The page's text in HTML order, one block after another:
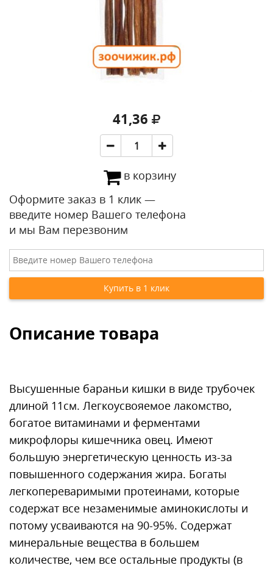
41,36
в корзину
Оформите заказ в 1 клик —
введите номер Вашего телефона
и мы Вам перезвоним
Описание товара
Высушенные бараньи кишки в виде трубочек
длиной 11см. Легкоусвояемое лакомство,
богатое витаминами и ферментами
микрофлоры кишечника овец. Имеют
большую энергетическую ценность из-за
повышенного содержания жира. Богаты
легкопереваримыми протеинами, которые
содержат все незаменимые аминокислоты и
потому усваиваются на 90-95%. Содержат
минеральные вещества в большем
количестве, чем все остальные продукты (в